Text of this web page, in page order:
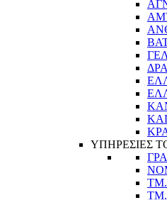
ΥΠΗΡΕΣΙΕΣ